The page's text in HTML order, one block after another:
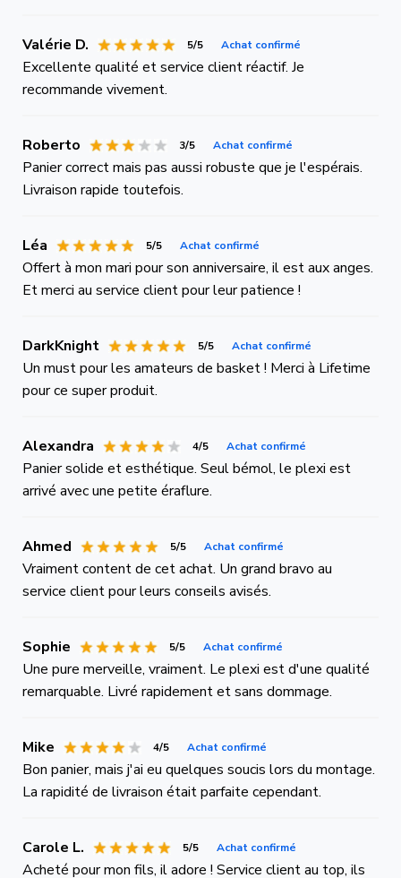
Valérie D. 5/5 Achat confirmé
Excellente qualité et service client réactif. Je
recommande vivement.
Roberto 3/5 Achat confirmé
Panier correct mais pas aussi robuste que je l'espérais.
Livraison rapide toutefois.
Léa 5/5 Achat confirmé
Offert à mon mari pour son anniversaire, il est aux anges.
Et merci au service client pour leur patience !
DarkKnight 5/5 Achat confirmé
Un must pour les amateurs de basket ! Merci à Lifetime
pour ce super produit.
Alexandra 4/5 Achat confirmé
Panier solide et esthétique. Seul bémol, le plexi est
arrivé avec une petite éraflure.
Ahmed 5/5 Achat confirmé
Vraiment content de cet achat. Un grand bravo au
service client pour leurs conseils avisés.
Sophie 5/5 Achat confirmé
Une pure merveille, vraiment. Le plexi est d'une qualité
remarquable. Livré rapidement et sans dommage.
Mike 4/5 Achat confirmé
Bon panier, mais j'ai eu quelques soucis lors du montage.
La rapidité de livraison était parfaite cependant.
Carole L. 5/5 Achat confirmé
Acheté pour mon fils, il adore ! Service client au top, ils